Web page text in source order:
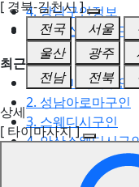
4. 강남구인정보
5. 동탄스웨디시구
최근검색어
1. 일산마사지구인
2. 성남아로마구인
3. 스웨디시구인
4. 안산스웨디시구
5. 아로마구인
[ 경북-김천시 ]
전국
서울
울산
광주
전남
전북
상세
[ 타이마사지 ]